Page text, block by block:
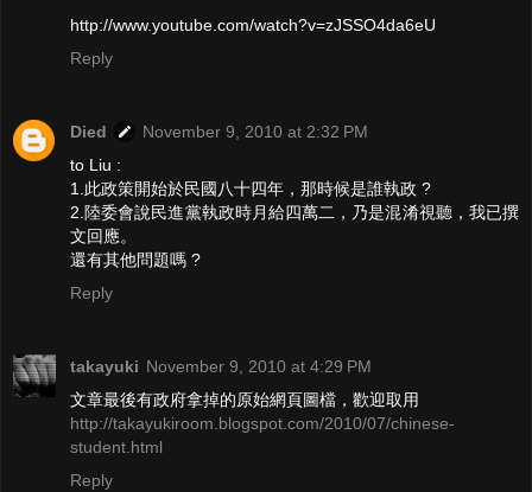
http://www.youtube.com/watch?v=zJSSO4da6eU
Reply
Died
November 9, 2010 at 2:32 PM
to Liu :
1.此政策開始於民國八十四年，那時候是誰執政 ?
2.陸委會說民進黨執政時月給四萬二，乃是混淆視聽，我已撰
文回應。
還有其他問題嗎 ?
Reply
takayuki November 9, 2010 at 4:29 PM
文章最後有政府拿掉的原始網頁圖檔，歡迎取用
http://takayukiroom.blogspot.com/2010/07/chinese-
student.html
Reply